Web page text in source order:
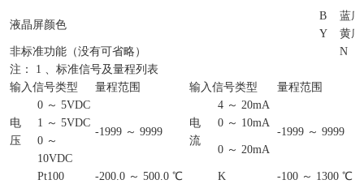
液晶屏颜色
B
蓝
Y
黄
非标准功能（没有可省略）
N
注： 1 、标准信号及量程列表
输入信号类型
量程范围 输入信号类型 量程范围
电
压
0 ～ 5VDC
-1999 ～ 9999
电
流
4 ～ 20mA
-1999 ～ 9999
1 ～ 5VDC
0 ～ 10mA
0 ～
10VDC
0 ～ 20mA
Pt100 -200.0 ～ 500.0 ℃ K
-100 ～ 1300 ℃